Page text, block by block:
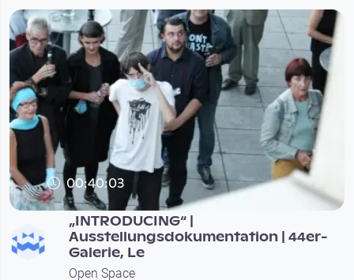
00:40:03
„INTRODUCING“ |
Ausstellungsdokumentation | 44er-
Galerie, Le
Open Space